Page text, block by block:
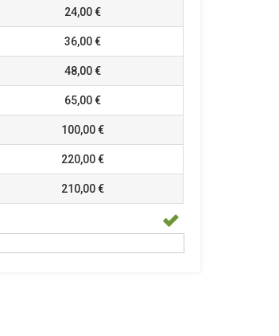
24,00 €
36,00 €
48,00 €
65,00 €
100,00 €
220,00 €
210,00 €